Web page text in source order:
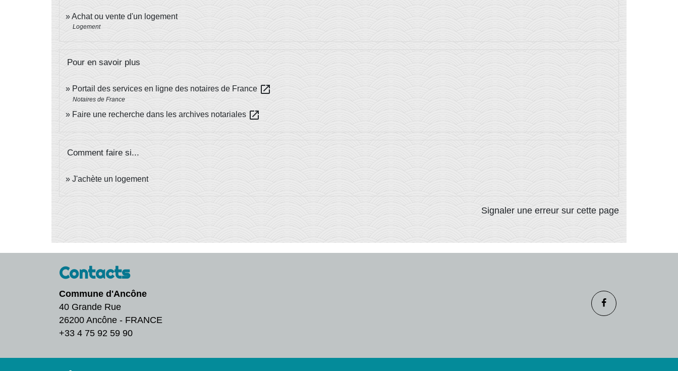
Achat ou vente d'un logement
Logement
Pour en savoir plus
Portail des services en ligne des notaires de France open_in_new
Notaires de France
Faire une recherche dans les archives notariales open_in_new
Comment faire si...
J'achète un logement
Signaler une erreur sur cette page
Contacts
Commune d'Ancône
40 Grande Rue
26200 Ancône - FRANCE
+33 4 75 92 59 90